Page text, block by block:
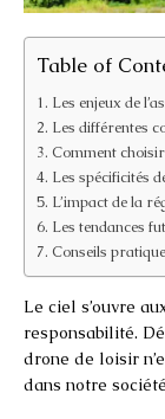
Table of
Les enjeux de
Les différentes
Comment
Les spécificités
L’impact de la
Les tendances
Conseils
Le ciel s’ouvre
responsabilité.
drone de loisir
dans notre